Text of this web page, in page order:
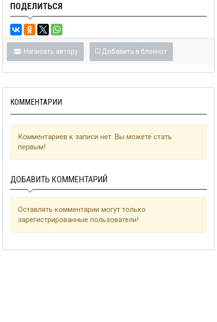
ПОДЕЛИТЬСЯ
Написать автору Добавить в блокнот
КОММЕНТАРИИ
Комментариев к записи нет. Вы можете стать
первым!
ДОБАВИТЬ КОММЕНТАРИЙ
Оставлять комментарии могут только
зарегистрированные пользователи!